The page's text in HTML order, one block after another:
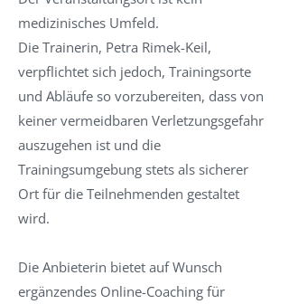
medizinisches Umfeld.
Die Trainerin, Petra Rimek-Keil,
verpflichtet sich jedoch, Trainingsorte
und Abläufe so vorzubereiten, dass von
keiner vermeidbaren Verletzungsgefahr
auszugehen ist und die
Trainingsumgebung stets als sicherer
Ort für die Teilnehmenden gestaltet
wird.
Die Anbieterin bietet auf Wunsch
ergänzendes Online-Coaching für